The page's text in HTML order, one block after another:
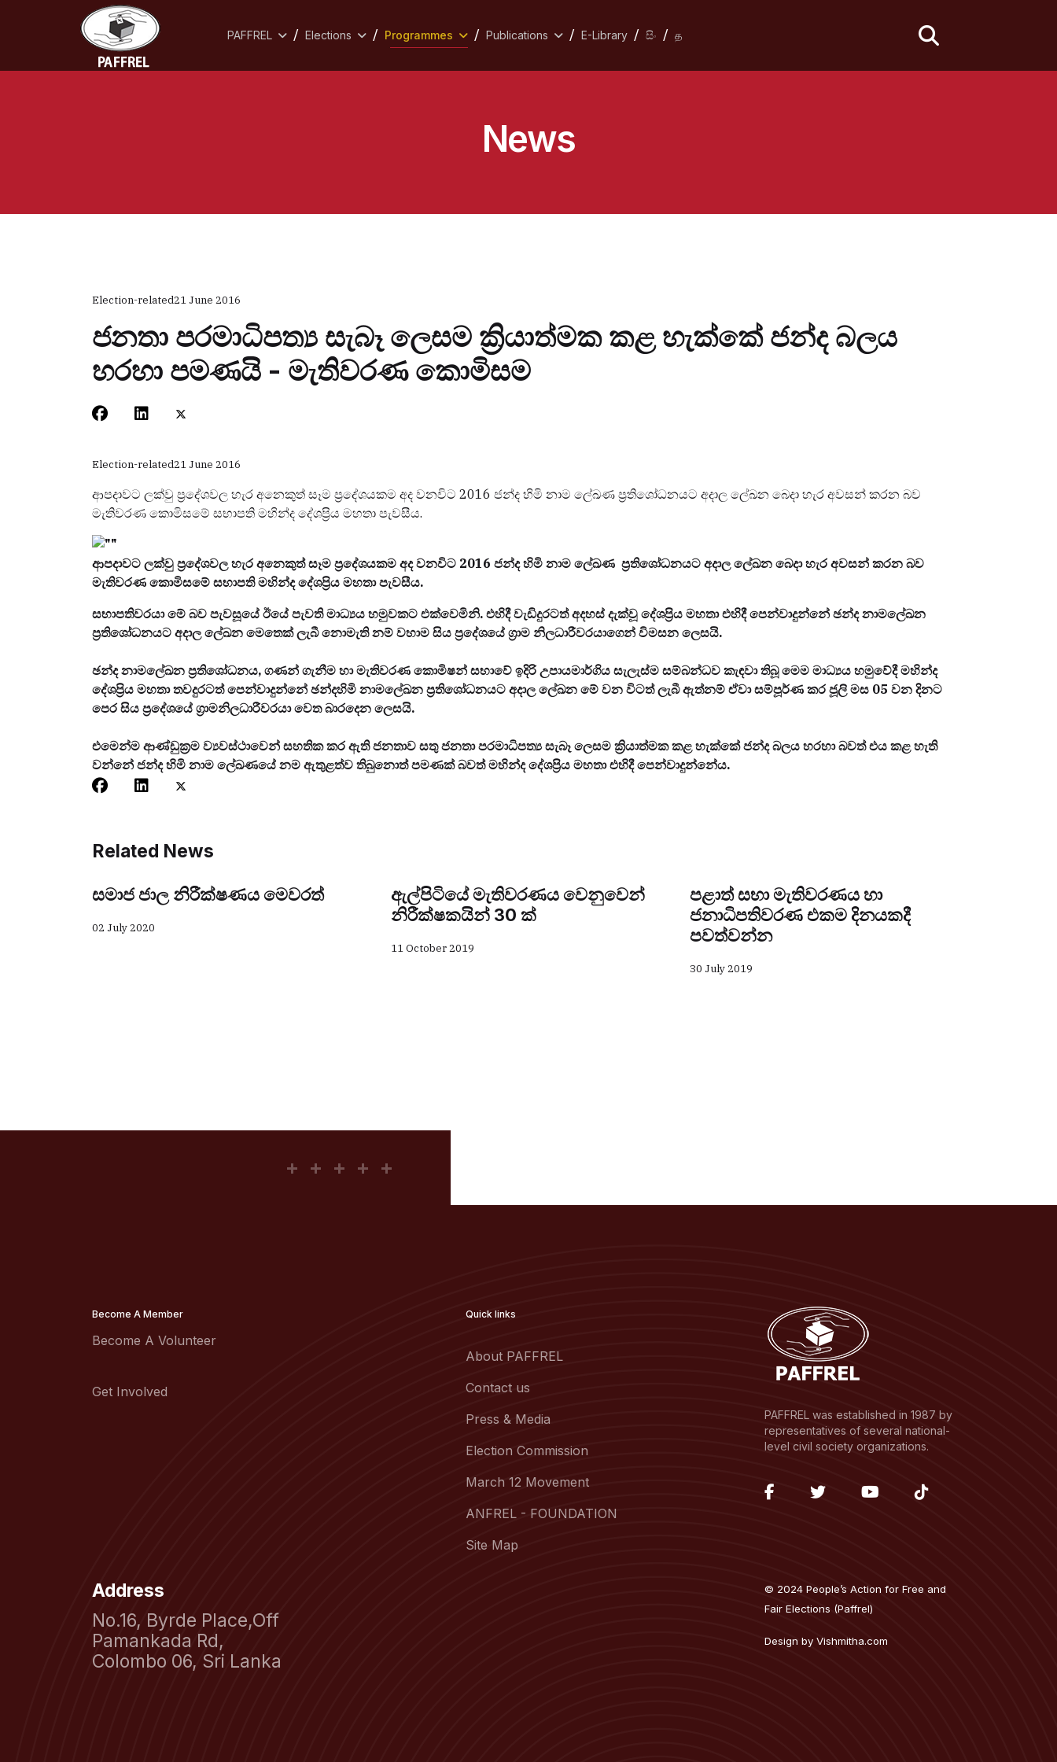
PAFFREL Elections Programmes Publications E-Library සිං த
fa-
search
News
Election-related21 June 2016
ජනතා පරමාධිපත්‍ය සැබෑ ලෙසම ක්‍රියාත්මක කළ හැක්කේ ජන්ද බලය
හරහා පමණයි - මැතිවරණ කොමිසම
Election-related21 June 2016
ආපදාවට ලක්වු ප්‍රදේශවල හැර අනෙකුත් සෑම ප්‍රදේශයකම අද වනවිට 2016 ජන්ද හිමි නාම ලේඛණ ප්‍රතිශෝධනයට අදාල ලේඛන බෙදා හැර අවසන් කරන බව
මැතිවරණ කොමිසමේ සභාපති මහින්ද දේශප්‍රිය මහතා පැවසීය.
ආපදාවට ලක්වු ප්‍රදේශවල හැර අනෙකුත් සෑම ප්‍රදේශයකම අද වනවිට 2016 ජන්ද හිමි නාම ලේඛණ ප්‍රතිශෝධනයට අදාල ලේඛන බෙදා හැර අවසන් කරන බව
මැතිවරණ කොමිසමේ සභාපති මහින්ද දේශප්‍රිය මහතා පැවසීය.
සභාපතිවරයා මේ බව පැවසූයේ ඊයේ පැවති මාධ්‍යය හමුවකට එක්වෙමිනි. එහිදී වැඩිදුරටත් අදහස් දැක්වූ දේශප්‍රිය මහතා එහිදී පෙන්වාදුන්නේ ඡන්ද නාමලේඛන
ප්‍රතිශෝධනයට අදාල ලේඛන මෙතෙක් ලැබී නොමැති නම් වහාම සිය ප්‍රදේශයේ ග්‍රාම නිලධාරීවරයාගෙන් විමසන ලෙසයි.
ඡන්ද නාමලේඛන ප්‍රතිශෝධනය, ගණන් ගැනීම හා මැතිවරණ කොමිෂන් සභාවේ ඉදිරි උපායමාර්ගිය සැලැස්ම සම්බන්ධව කැඳවා තිබූ මෙම මාධ්‍යය හමුවේදී මහින්ද
දේශප්‍රිය මහතා තවදුරටත් පෙන්වාදුන්නේ ඡන්දහිමි නාමලේඛන ප්‍රති‍ශෝධනයට අදාල ලේඛන මේ වන විටත් ලැබී ඇත්නම් ඒවා සම්පූර්ණ කර ජූලි මස 05 වන දිනට
පෙර සිය ප්‍රදේශයේ ග්‍රාමනිලධාරීවරයා වෙත බාරදෙන ලෙසයි.
එමෙන්ම ආණ්ඩුක්‍රම ව්‍යවස්ථාවෙන් සහතික කර ඇති ජනතාව සතු ජනතා පරමාධිපත්‍ය සැබෑ ලෙසම ක්‍රියාත්මක කළ හැක්කේ ජන්ද බලය හරහා බවත් එය කළ හැති
වන්නේ ජන්ද හිමි නාම ලේඛණයේ නම ඇතුළත්ව තිබුනොත් පමණක් බවත් මහින්ද දේශප්‍රිය මහතා එහිදී පෙන්වාදුන්නේය.
Related News
සමාජ ජාල නිරීක්ෂණය මෙවරත්
02 July 2020
ඇල්පිටියේ මැතිවරණය වෙනුවෙන්
නිරීක්ෂකයින් 30 ක්
11 October 2019
පළාත් සභා මැතිවරණය හා
ජනාධිපතිවරණ එකම දිනයකදී
පවත්වන්න
30 July 2019
Become A Member
Become A Volunteer
Get Involved
Quick links
About PAFFREL
Contact us
Press & Media
Election Commission
March 12 Movement
ANFREL - FOUNDATION
Site Map
PAFFREL was established in 1987 by
representatives of several national-
level civil society organizations.
fab
fab
Address
No.16, Byrde Place,Off
Pamankada Rd,
Colombo 06, Sri Lanka
© 2024 People’s Action for Free and
Fair Elections (Paffrel)
Design by Vishmitha.com